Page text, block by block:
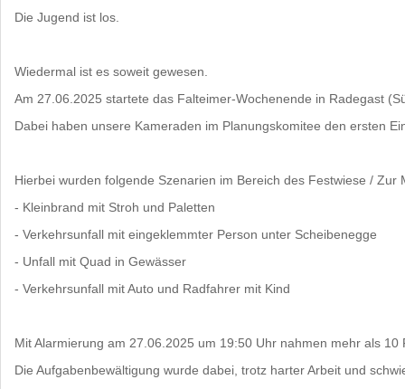
Die Jugend ist los.
Wiedermal ist es soweit gewesen.
Am 27.06.2025 startete das Falteimer-Wochenende in Radegast
Dabei haben unsere Kameraden im Planungskomitee den ersten
Hierbei wurden folgende Szenarien im Bereich des Festwiese / Zur
- Kleinbrand mit Stroh und Paletten
- Verkehrsunfall mit eingeklemmter Person unter Scheibenegge
- Unfall mit Quad in Gewässer
- Verkehrsunfall mit Auto und Radfahrer mit Kind
Mit Alarmierung am 27.06.2025 um 19:50 Uhr nahmen mehr als
Die Aufgabenbewältigung wurde dabei, trotz harter Arbeit und